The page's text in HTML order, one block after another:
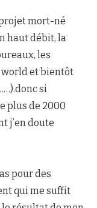
mort-né
haut débit, la
les
world et bientôt
si
plus de 2000
j’en doute
pour des
qui me suffit